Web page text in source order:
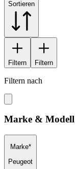
Sortieren
Filtern Filtern
Filtern nach
Marke & Modell
Marke*
Peugeot